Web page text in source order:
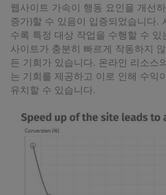
웹사이트 가속이 행동 요인을 개선
증가)할 수 있음이 입증되었습니다.
수록 특정 대상 작업을 수행할 수
사이트가 충분히 빠르게 작동하지
든 기회가 있습니다. 온라인 리소스
는 기회를 제공하고 이로 인해 수익
유치할 수 있습니다.